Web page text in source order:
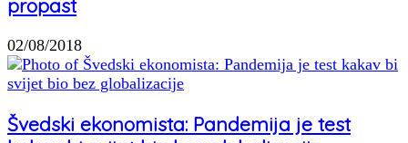
propast
02/08/2018
Švedski ekonomista: Pandemija je test